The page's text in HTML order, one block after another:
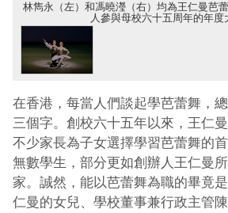
林雋永（左）和馮曉瀅（右）均為王仁曼芭
人參與母校六十五周年的年度
在香港，每當人們談起學芭蕾舞，總
三個字。創校六十五年以來，王仁
不少家長為子女選擇學習芭蕾舞的
無數學生，部分更如創辦人王仁曼
家。誠然，能以芭蕾舞為職的畢竟
仁曼的女兒、學校董事兼行政主管